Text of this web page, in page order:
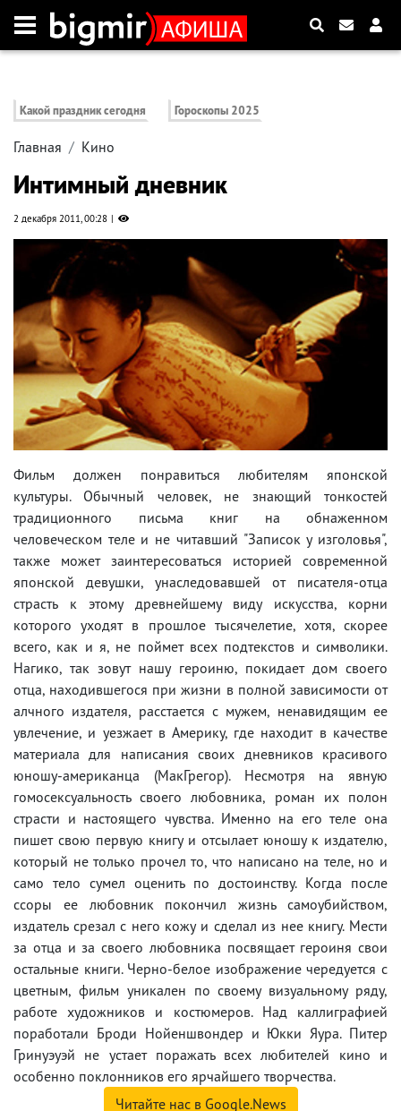
Какой праздник сегодня Гороскопы 2025
Главная Кино
Интимный дневник
2 декабря 2011, 00:28
Фильм должен понравиться любителям японской
культуры. Обычный человек, не знающий тонкостей
традиционного письма книг на обнаженном
человеческом теле и не читавший "Записок у изголовья",
также может заинтересоваться историей современной
японской девушки, унаследовавшей от писателя-отца
страсть к этому древнейшему виду искусства, корни
которого уходят в прошлое тысячелетие, хотя, скорее
всего, как и я, не поймет всех подтекстов и символики.
Нагико, так зовут нашу героиню, покидает дом своего
отца, находившегося при жизни в полной зависимости от
алчного издателя, расстается с мужем, ненавидящим ее
увлечение, и уезжает в Америку, где находит в качестве
материала для написания своих дневников красивого
юношу-американца (МакГрегор). Несмотря на явную
гомосексуальность своего любовника, роман их полон
страсти и настоящего чувства. Именно на его теле она
пишет свою первую книгу и отсылает юношу к издателю,
который не только прочел то, что написано на теле, но и
само тело сумел оценить по достоинству. Когда после
ссоры ее любовник покончил жизнь самоубийством,
издатель срезал с него кожу и сделал из нее книгу. Мести
за отца и за своего любовника посвящает героиня свои
остальные книги. Черно-белое изображение чередуется с
цветным, фильм уникален по своему визуальному ряду,
работе художников и костюмеров. Над каллиграфией
поработали Броди Нойеншвондер и Юкки Яура. Питер
Гринуэуэй не устает поражать всех любителей кино и
особенно поклонников его ярчайшего творчества.
Читайте нас в Google.News